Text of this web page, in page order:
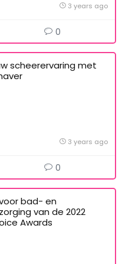
3 years ago
0
scheerervaring met
3 years ago
0
bad- en
van de 2022
Awards